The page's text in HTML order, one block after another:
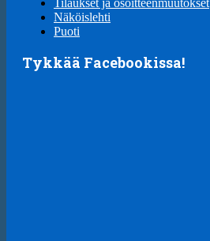
Näköislehti
Puoti
Tykkää Facebookissa!